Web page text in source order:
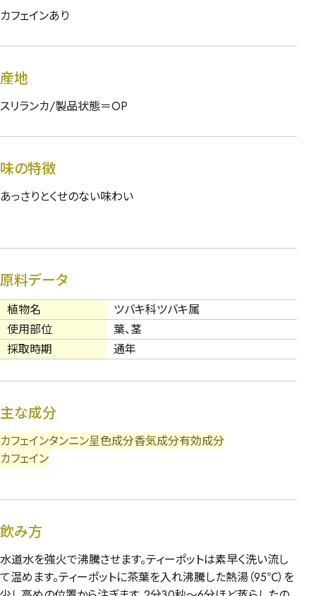
カフェインあり
産地
スリランカ/製品状態＝OP
味の特徴
あっさりとくせのない味わい
原料データ
植物名
ツバキ科ツバキ属
使用部位
葉、茎
採取時期
通年
主な成分
カフェインタンニン呈色成分香気成分有効成分
カフェイン
飲み方
水道水を強火で沸騰させます。ティーポットは素早く洗い流し
て温めます。ティーポットに茶葉を入れ沸騰した熱湯（95℃）を